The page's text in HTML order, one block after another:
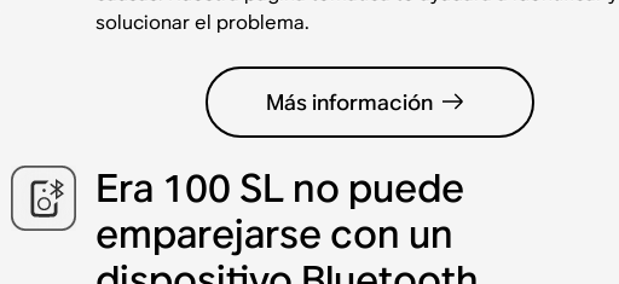
solucionar el problema.
Más información
Era 100 SL no puede
emparejarse con un